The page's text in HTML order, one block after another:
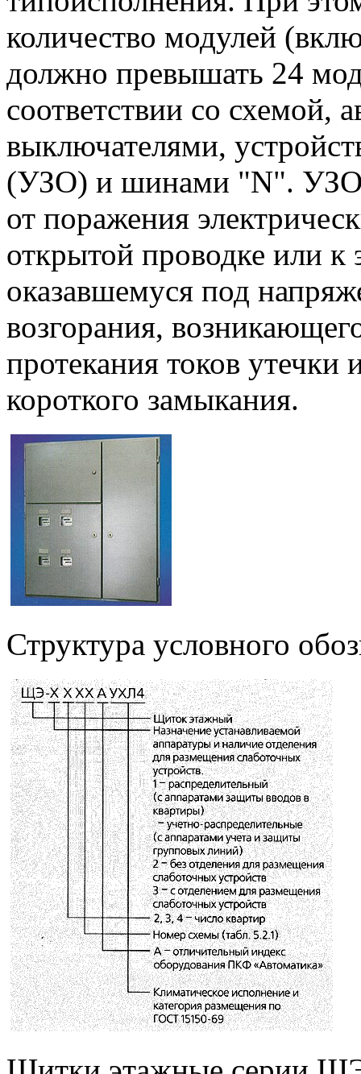
количество модулей
должно превышать 24
соответствии со схемой,
выключателями,
(УЗО) и шинами "N". УЗО
от поражения
открытой проводке или к
оказавшемуся под
возгорания,
протекания токов
короткого замыкания.
Структура условного